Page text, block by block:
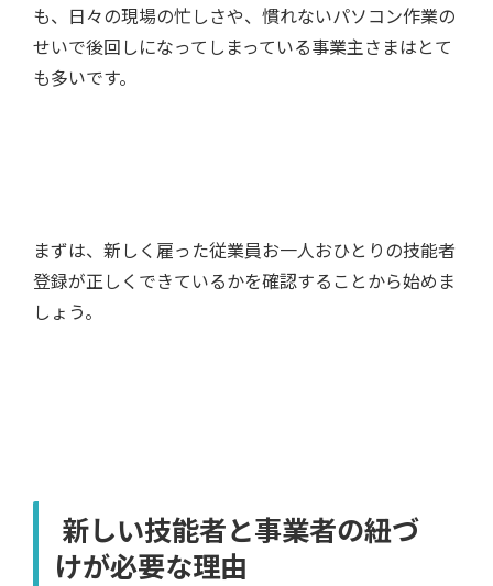
も、日々の現場の忙しさや、慣れないパソコン作業の
せいで後回しになってしまっている事業主さまはとて
も多いです。
まずは、新しく雇った従業員お一人おひとりの技能者
登録が正しくできているかを確認することから始めま
しょう。
新しい技能者と事業者の紐づ
けが必要な理由